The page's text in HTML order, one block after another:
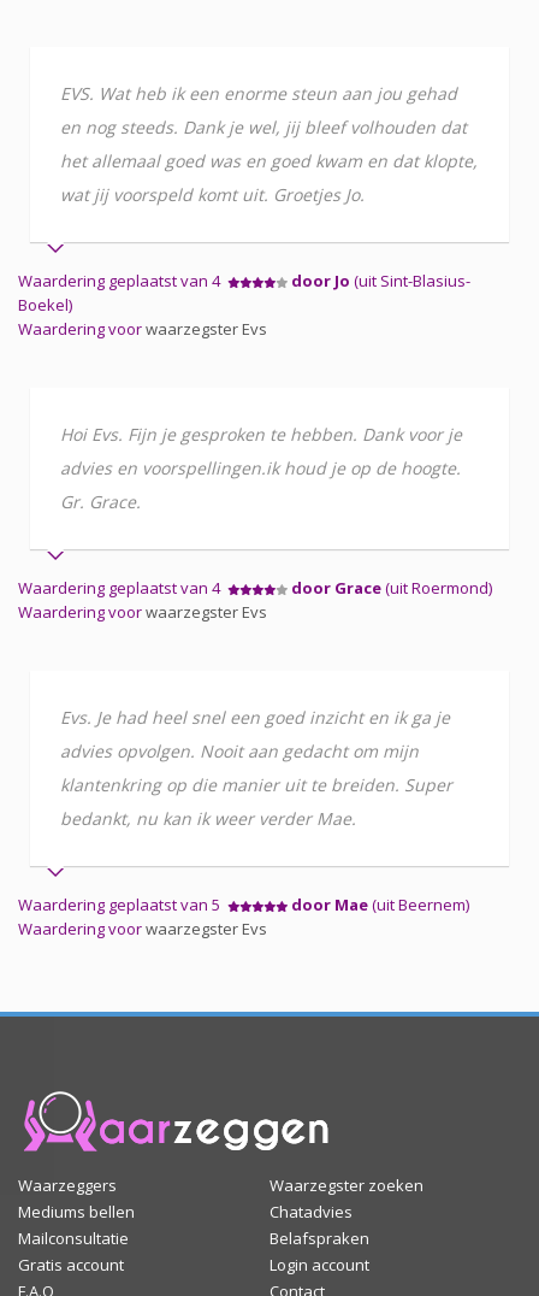
EVS. Wat heb ik een enorme steun aan jou gehad
en nog steeds. Dank je wel, jij bleef volhouden dat
het allemaal goed was en goed kwam en dat klopte,
wat jij voorspeld komt uit. Groetjes Jo.
Waardering geplaatst van 4 door Jo (uit Sint-Blasius-
Boekel)
Waardering voorwaarzegster Evs
Hoi Evs. Fijn je gesproken te hebben. Dank voor je
advies en voorspellingen.ik houd je op de hoogte.
Gr. Grace.
Waardering geplaatst van 4 door Grace(uit Roermond)
Waardering voorwaarzegster Evs
Evs. Je had heel snel een goed inzicht en ik ga je
advies opvolgen. Nooit aan gedacht om mijn
klantenkring op die manier uit te breiden. Super
bedankt, nu kan ik weer verder Mae.
Waardering geplaatst van 5 door Mae(uit Beernem)
Waardering voorwaarzegster Evs
Waarzeggers
Waarzegster zoeken
Mediums bellen
Chatadvies
Mailconsultatie
Belafspraken
Gratis account
Login account
F.A.Q
Contact